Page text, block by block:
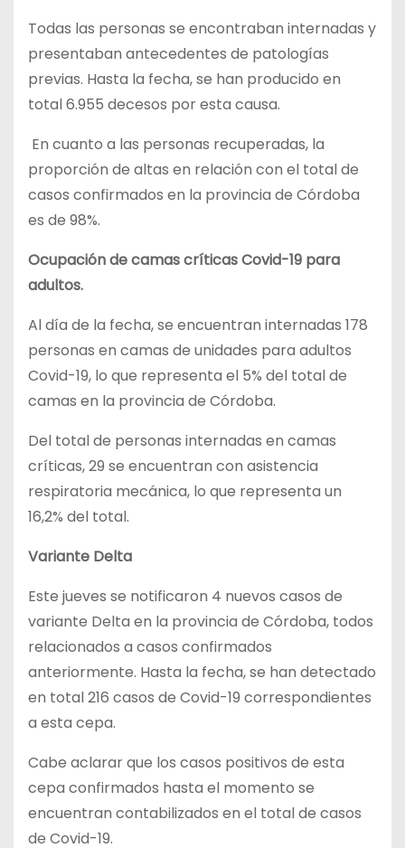
Todas las personas se encontraban internadas y
presentaban antecedentes de patologías
previas. Hasta la fecha, se han producido en
total 6.955 decesos por esta causa.
En cuanto a las personas recuperadas, la
proporción de altas en relación con el total de
casos confirmados en la provincia de Córdoba
es de 98%.
Ocupación de camas críticas Covid-19 para
adultos.
Al día de la fecha, se encuentran internadas 178
personas en camas de unidades para adultos
Covid-19, lo que representa el 5% del total de
camas en la provincia de Córdoba.
Del total de personas internadas en camas
críticas, 29 se encuentran con asistencia
respiratoria mecánica, lo que representa un
16,2% del total.
Variante Delta
Este jueves se notificaron 4 nuevos casos de
variante Delta en la provincia de Córdoba, todos
relacionados a casos confirmados
anteriormente. Hasta la fecha, se han detectado
en total 216 casos de Covid-19 correspondientes
a esta cepa.
Cabe aclarar que los casos positivos de esta
cepa confirmados hasta el momento se
encuentran contabilizados en el total de casos
de Covid-19.